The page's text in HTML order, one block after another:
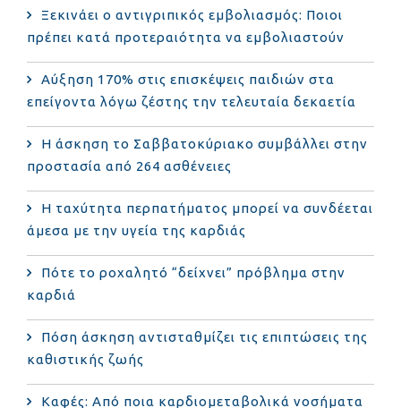
Ξεκινάει ο αντιγριπικός εμβολιασμός: Ποιοι
πρέπει κατά προτεραιότητα να εμβολιαστούν
Αύξηση 170% στις επισκέψεις παιδιών στα
επείγοντα λόγω ζέστης την τελευταία δεκαετία
Η άσκηση το Σαββατοκύριακο συμβάλλει στην
προστασία από 264 ασθένειες
Η ταχύτητα περπατήματος μπορεί να συνδέεται
άμεσα με την υγεία της καρδιάς
Πότε το ροχαλητό “δείχνει” πρόβλημα στην
καρδιά
Πόση άσκηση αντισταθμίζει τις επιπτώσεις της
καθιστικής ζωής
Καφές: Από ποια καρδιομεταβολικά νοσήματα